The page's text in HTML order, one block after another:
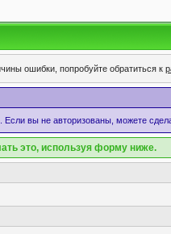
ошибки, попробуйте обратиться к
Если вы не авторизованы, можете
это, используя форму ниже.